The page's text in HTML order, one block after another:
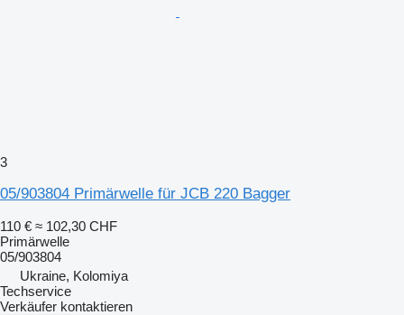
3
05/903804 Primärwelle für JCB 220 Bagger
110 € ≈ 102,30 CHF
Primärwelle
05/903804
Ukraine, Kolomiya
Techservice
Verkäufer kontaktieren